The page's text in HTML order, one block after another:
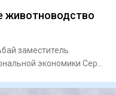
животноводство
заместитель
экономики Серик